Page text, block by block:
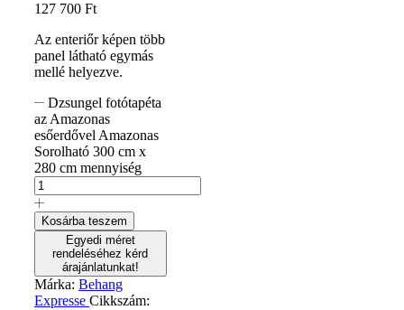
127 700 Ft
Az enteriőr képen több
panel látható egymás
mellé helyezve.
Dzsungel fotótapéta
az Amazonas
esőerdővel Amazonas
Sorolható 300 cm x
280 cm mennyiség
Kosárba teszem
Egyedi méret
rendeléséhez kérd
árajánlatunkat!
Márka: Behang
Expresse Cikkszám: